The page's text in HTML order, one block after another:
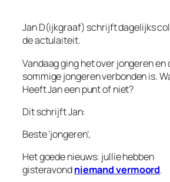
Jan D(ijkgraaf) schrijft dagelijks
de actulaiteit.
Vandaag ging het over jongeren
sommige jongeren verbonden is.
Heeft Jan een punt of niet?
Dit schrijft Jan:
Beste ‘jongeren’,
Het goede nieuws: jullie hebben
gisteravondniemand vermoord.